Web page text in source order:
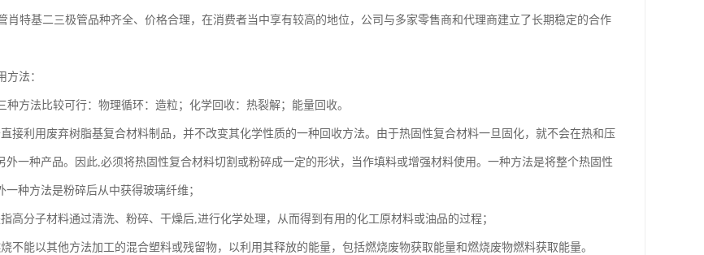
肖特基二三极管品种齐全、价格合理，在消费者当中享有较高的地位，公司与多家零售商和代理商建立了长期稳定的合作
方法：
种方法比较可行：物理循环：造粒；化学回收：热裂解；能量回收。
接利用废弃树脂基复合材料制品，并不改变其化学性质的一种回收方法。由于热固性复合材料一旦固化，就不会在热和压
外一种产品。因此,必须将热固性复合材料切割或粉碎成一定的形状，当作填料或增强材料使用。一种方法是将整个热固性
种方法是粉碎后从中获得玻璃纤维；
高分子材料通过清洗、粉碎、干燥后,进行化学处理，从而得到有用的化工原材料或油品的过程；
不能以其他方法加工的混合塑料或残留物，以利用其释放的能量，包括燃烧废物获取能量和燃烧废物燃料获取能量。